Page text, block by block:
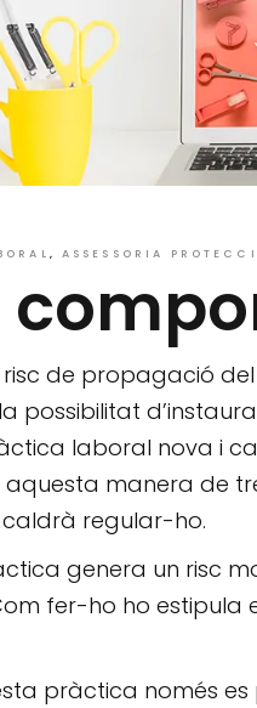
ASSESSORIA
de propagació
possibilitat
laboral nova i
manera de
regular-ho.
genera un risc
fer-ho ho
pràctica només